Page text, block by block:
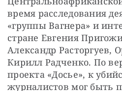
время расследования
«группы Вагнера» и
стране Евгения
Александр Расторгуев,
Кирилл Радченко. По
проекта «Досье», к
журналистов мог быть